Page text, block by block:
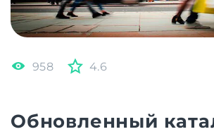
958 4.6
Обновленный